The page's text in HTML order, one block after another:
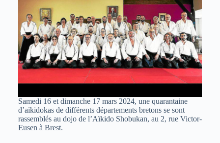
Samedi 16 et dimanche 17 mars 2024, une quarantaine
d’aïkidokas de différents départements bretons se sont
rassemblés au dojo de l’Aïkido Shobukan, au 2, rue Victor-
Eusen à Brest.